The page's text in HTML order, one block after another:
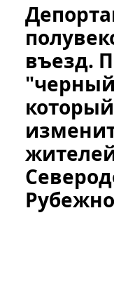
въезд.